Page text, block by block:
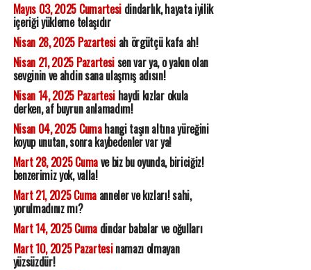
Mayıs 03, 2025 Cumartesidindarlık, hayata iyilik
içeriği yükleme telaşıdır
Nisan 28, 2025 Pazartesiah örgütçü kafa ah!
Nisan 21, 2025 Pazartesisen var ya, o yakın olan
sevginin ve ahdin sana ulaşmış adısın!
Nisan 14, 2025 Pazartesihaydi kızlar okula
derken, af buyrun anlamadım!
Nisan 04, 2025 Cumahangi taşın altına yüreğini
koyup unutan, sonra kaybedenler var ya!
Mart 28, 2025 Cumave biz bu oyunda, biriciğiz!
benzerimiz yok, valla!
Mart 21, 2025 Cumaanneler ve kızları! sahi,
yorulmadınız mı?
Mart 14, 2025 Cumadindar babalar ve oğulları
Mart 10, 2025 Pazartesinamazı olmayan
yüzsüzdür!